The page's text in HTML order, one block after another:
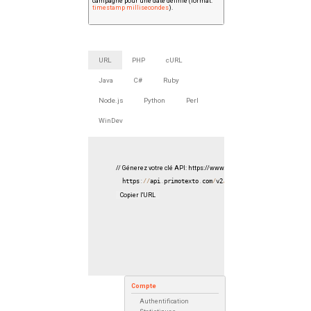
timestamp millisecondes).
URL PHP cURL
Java C# Ruby
Node.js Python Perl
WinDev
// Génerez votre clé API: https://www.primotexto.com/api/
https://api. primotexto. com/v2/
Copier l'URL
Compte
Authentification